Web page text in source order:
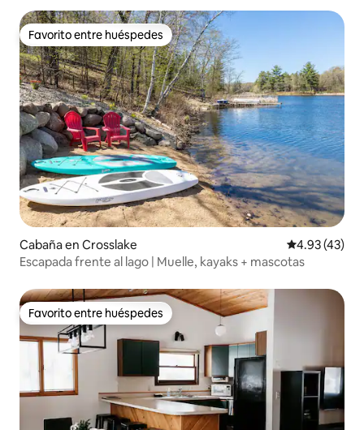
Favorito entre huéspedes
Favorito entre huéspedes
Cabaña en Crosslake Calificación
4.93 (43)
Escapada frente al lago | Muelle, kayaks + mascotas
Favorito entre huéspedes
Favorito entre huéspedes